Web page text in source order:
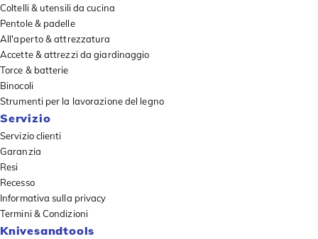
Coltelli & utensili da cucina
Pentole & padelle
All'aperto & attrezzatura
Accette & attrezzi da giardinaggio
Torce & batterie
Binocoli
Strumenti per la lavorazione del legno
Servizio
Servizio clienti
Garanzia
Resi
Recesso
Informativa sulla privacy
Termini & Condizioni
Knivesandtools